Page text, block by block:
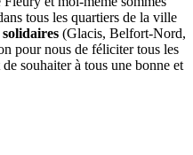
tous les quartiers de la ville
(Glacis, Belfort-Nord,
pour nous de féliciter tous les
souhaiter à tous une bonne et